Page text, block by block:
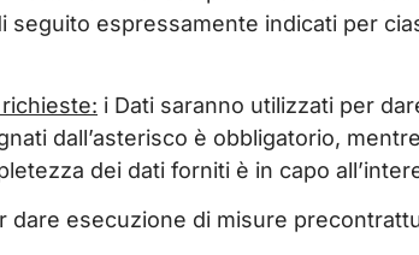
seguito espressamente indicati per
: i Dati saranno utilizzati per
dall’asterisco è obbligatorio,
dei dati forniti è in capo
dare esecuzione di misure